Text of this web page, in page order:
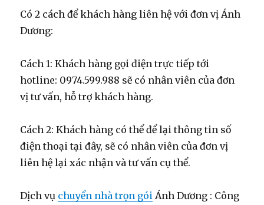
Có 2 cách để khách hàng liên hệ với đơn vị Ánh
Dương:
Cách 1: Khách hàng gọi điện trực tiếp tới
hotline: 0974.599.988 sẽ có nhân viên của đơn
vị tư vấn, hỗ trợ khách hàng.
Cách 2: Khách hàng có thể để lại thông tin số
điện thoại tại đây, sẽ có nhân viên của đơn vị
liên hệ lại xác nhận và tư vấn cụ thể.
Dịch vụ chuyển nhà trọn gói Ánh Dương : Công